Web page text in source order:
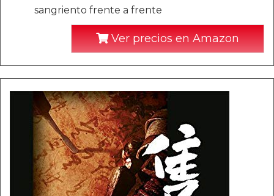
sangriento frente a frente
Ver precios en Amazon